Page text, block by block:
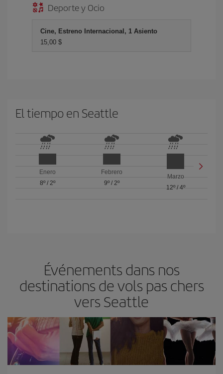
Deporte y Ocio
Cine, Estreno Internacional, 1 Asiento
15,00 $
El tiempo en Seattle
Enero
8º/ 2º
Febrero
9º/ 2º
Marzo
12º/ 4º
Événements dans nos
destinations de vols pas chers
vers Seattle